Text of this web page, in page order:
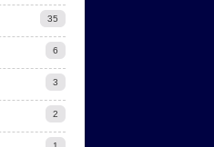
35
6
3
2